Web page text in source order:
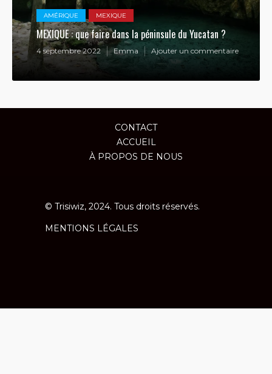
AMÉRIQUE MEXIQUE
MEXIQUE : que faire dans la péninsule du Yucatan ?
4 septembre 2022 Emma Ajouter un commentaire
CONTACT
ACCUEIL
À PROPOS DE NOUS
© Trisiwiz, 2024. Tous droits réservés.
MENTIONS LÉGALES